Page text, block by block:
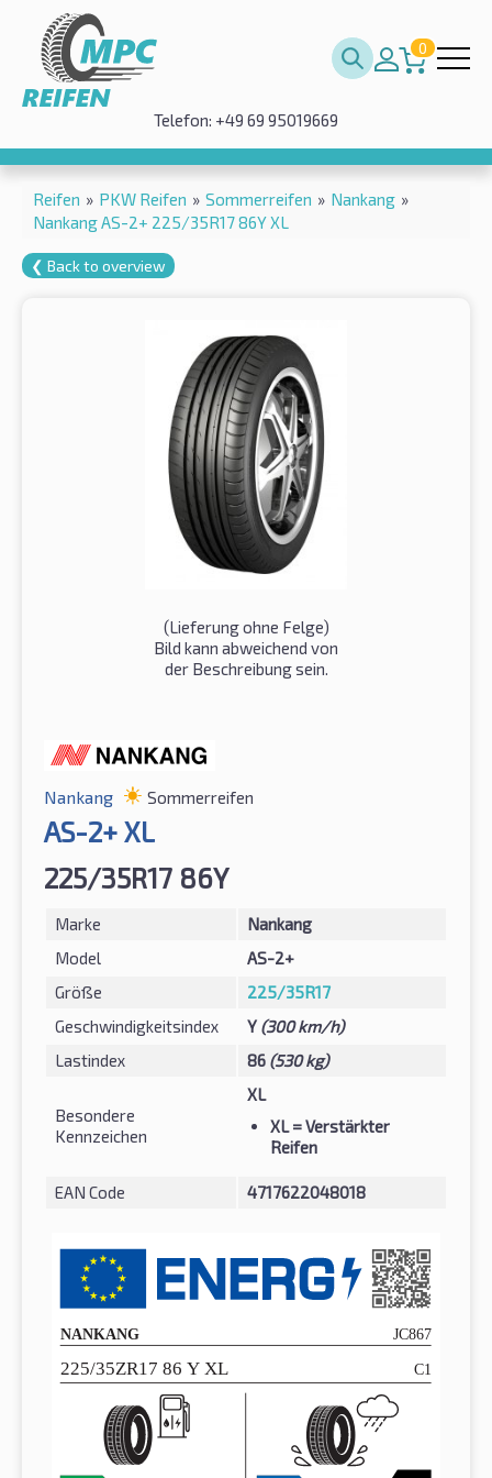
0
Telefon: +49 69 95019669
Reifen » PKW Reifen » Sommerreifen » Nankang »
Nankang AS-2+ 225/35R17 86Y XL
❮ Back to overview
(Lieferung ohne Felge)
Bild kann abweichend von
der Beschreibung sein.
Nankang Sommerreifen
AS-2+ XL
225/35R17 86Y
Marke
Nankang
Model
AS-2+
Größe
225/35R17
Geschwindigkeitsindex
Y (300 km/h)
Lastindex
86 (530 kg)
Besondere
Kennzeichen
XL
XL= Verstärkter
Reifen
EAN Code 4717622048018